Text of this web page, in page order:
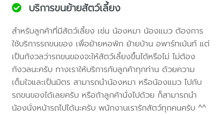
บริการขนย้ายสัตว์เลี้ยง
สำหรับลูกค้าที่มีสัตว์เลี้ยง เช่น น้องหมา น้องแมว ต้องการ
ใช้บริการรถขนของ เพื่อย้ายหอพัก ย้ายบ้าน อพาร์ทเม้นท์ แต่
เป็นกังวลว่ารถขนของจะให้สัตว์เลี้ยงขึ้นได้หรือไม่ ไม่ต้อง
กังวลนะครับ ทางเราให้บริการกับลูกค้าทุกท่าน ด้วยความ
เต็มใจและเป็นมิตร สามารถนำน้องหมา หรือน้องแมว ไปกับ
รถขนของได้เลยครับ หรือถ้าลูกค้านั่งไปด้วย ก็สามารถนำ
น้องนั่งหน้ารถไปได้นะครับ พนักงานเรารักสัตว์ทุกคนครับ ^^